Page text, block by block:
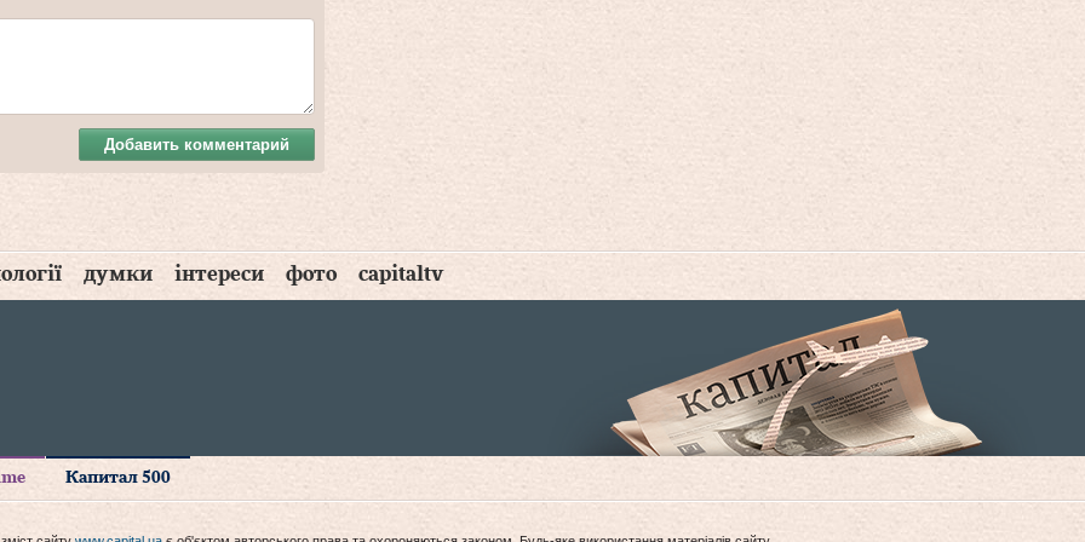
Добавить комментарий
думки інтереси фото capitaltv
Капитал 500